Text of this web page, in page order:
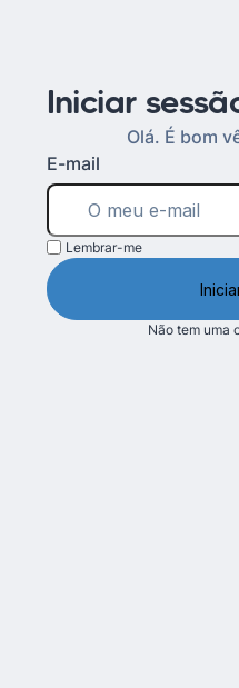
Iniciar
Olá. É bom
E-mail
Lembrar-me
Não tem uma